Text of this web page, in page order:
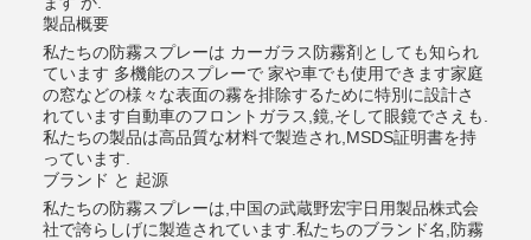
製品概要
私たちの防霧スプレーは カーガラス防霧剤としても知られ
ています 多機能のスプレーで 家や車でも使用できます家庭
の窓などの様々な表面の霧を排除するために特別に設計さ
れています自動車のフロントガラス,鏡,そして眼鏡でさえも.
私たちの製品は高品質な材料で製造され,MSDS証明書を持
っています.
ブランド と 起源
私たちの防霧スプレーは,中国の武蔵野宏宇日用製品株式会
社で誇らしげに製造されています.私たちのブランド名,防霧